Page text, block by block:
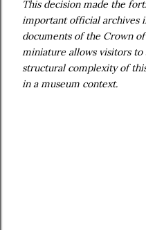
This decision made the
important official archives
documents of the Crown
miniature allows visitors
structural complexity of
in a museum context.